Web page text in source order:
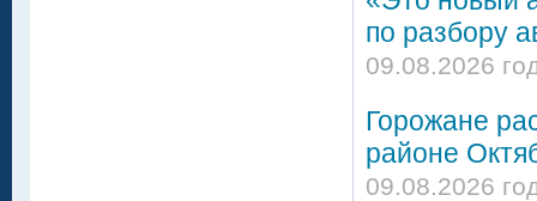
по разбору
09.08.2026
Горожане
районе
09.08.2026